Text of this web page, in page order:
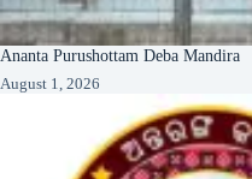
Ananta Purushottam Deba Mandira
August 1, 2026